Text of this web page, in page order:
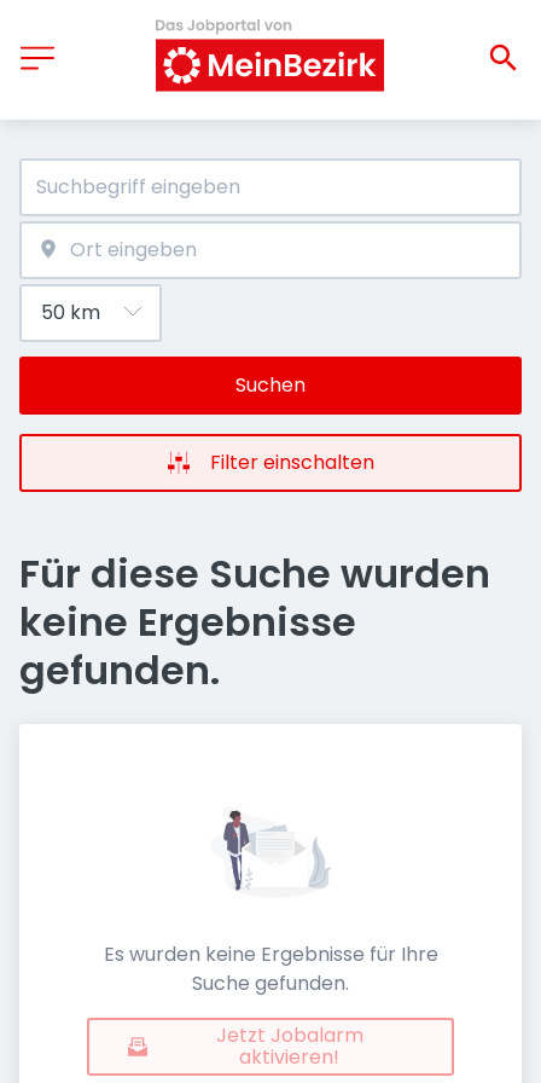
Suchen
Filter einschalten
Für diese Suche wurden
keine Ergebnisse
gefunden.
Es wurden keine Ergebnisse für Ihre
Suche gefunden.
Jetzt Jobalarm
aktivieren!